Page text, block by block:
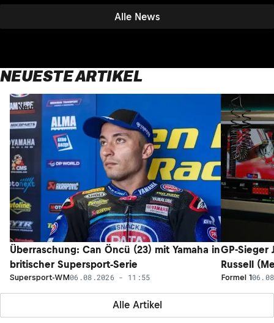
Alle News
NEUESTE ARTIKEL
Alle Artikel
Neu
Überraschung: Can Öncü (23) mit Yamaha in
britischer Supersport-Serie
Supersport-WM06.08.2026 - 11:55
Neu
GP-Sieger
Russell
Formel 1